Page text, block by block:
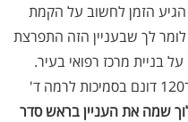
הזמן לחשוב על הקמת
לומר לך שבעניין הזה התפרצת
בניית מרכז רפואי בעיר.
ואגב, מדובר על שטח של למעלה מ־120 דונם בסמיכות לרמה ד'
שמה את העניין בראש סדר